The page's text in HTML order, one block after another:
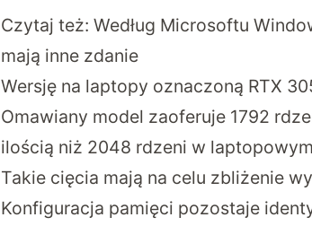
Czytaj też: Według Microsoftu
mają inne zdanie
Wersję na laptopy oznaczoną RTX
Omawiany model zaoferuje 1792
ilością niż 2048 rdzeni w
Takie cięcia mają na celu zbliżenie
Konfiguracja pamięci pozostaje